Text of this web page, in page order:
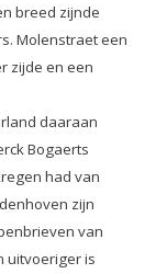
breed zijnde
Molenstraet een
zijde en een
daaraan
Bogaerts
had van
zijn
van
uitvoeriger is